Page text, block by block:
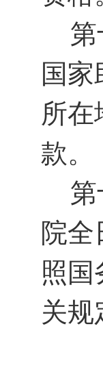
第
国
所
款。
第
院
照国
关规